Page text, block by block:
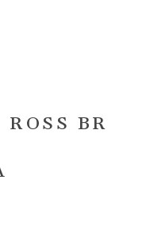
BR